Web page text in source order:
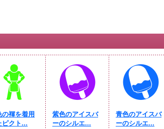
の褌を着用
ピクト...
紫色のアイスバ
ーのシルエ...
青色のアイスバ
ーのシルエ...